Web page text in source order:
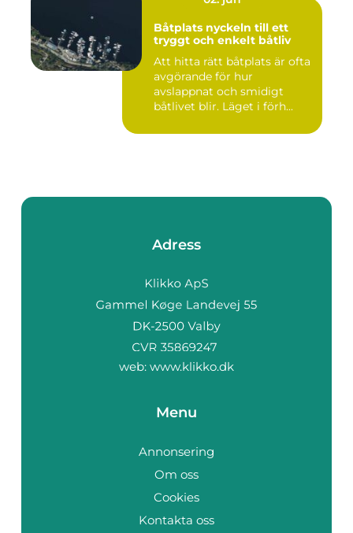
Båtplats nyckeln till ett
tryggt och enkelt båtliv
Att hitta rätt båtplats är ofta
avgörande för hur
avslappnat och smidigt
båtlivet blir. Läget i förh...
Adress
web: www.klikko.dk
Menu
Annonsering
Om oss
Cookies
Kontakta oss